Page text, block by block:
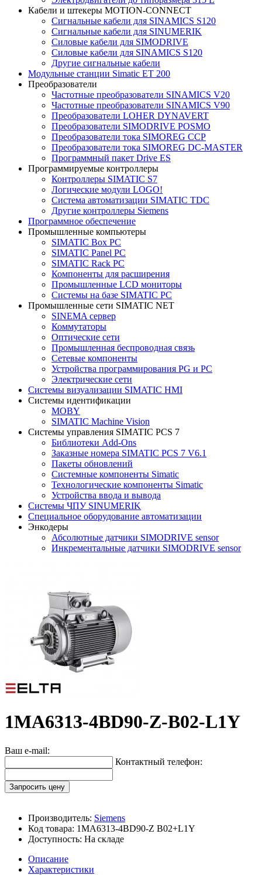
Кабели и штекеры MOTION-CONNECT
Сигнальные кабели для SINAMICS S120
Сигнальные кабели для SINUMERIK
Силовые кабели для SIMODRIVE
Силовые кабели для SINAMICS S120
Другие сигнальные кабели
Модульные станции Simatic ET 200
Преобразователи
Частотные преобразователи SINAMICS V20
Частотные преобразователи SINAMICS V90
Преобразователи LOHER DYNAVERT
Преобразователи SIMODRIVE POSMO
Преобразователи тока SIMOREG CCP
Преобразователи тока SIMOREG DC-MASTER
Программный пакет Drive ES
Программируемые контроллеры
Контроллеры SIMATIC S7
Логические модули LOGO!
Система автоматизации SIMATIC TDC
Другие контроллеры Siemens
Программное обеспечение
Промышленные компьютеры
SIMATIC Box PC
SIMATIC Panel PС
SIMATIC Rack PC
Компоненты для расширения
Промышленные LCD мониторы
Системы на базе SIMATIC PC
Промышленные сети SIMATIC NET
SINEMA сервер
Коммутаторы
Оптические сети
Промышленная беспроводная связь
Сетевые компоненты
Устройства программирования PG и PC
Электрические сети
Системы визуализации SIMATIC HMI
Системы идентификации
MOBY
SIMATIC Machine Vision
Системы управления SIMATIC PCS 7
Библиотеки Add-Ons
Заказные номера SIMATIC PCS 7 V6.1
Пакеты обновлений
Системные компоненты Simatic
Технологические компоненты Simatic
Устройства ввода и вывода
Системы ЧПУ SINUMERIK
Специальное оборудование автоматизации
Энкодеры
Абсолютные датчики SIMODRIVE sensor
Инкрементальные датчики SIMODRIVE sensor
1MA6313-4BD90-Z-B02-L1Y
Ваш e-mail:
Контактный телефон:
Запросить цену
Производитель: Siemens
Код товара: 1MA6313-4BD90-Z B02+L1Y
Доступность: На складе
Описание
Характеристики